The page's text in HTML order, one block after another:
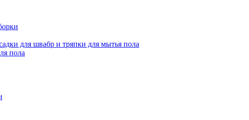
для швабр и тряпки для мытья пола
пола